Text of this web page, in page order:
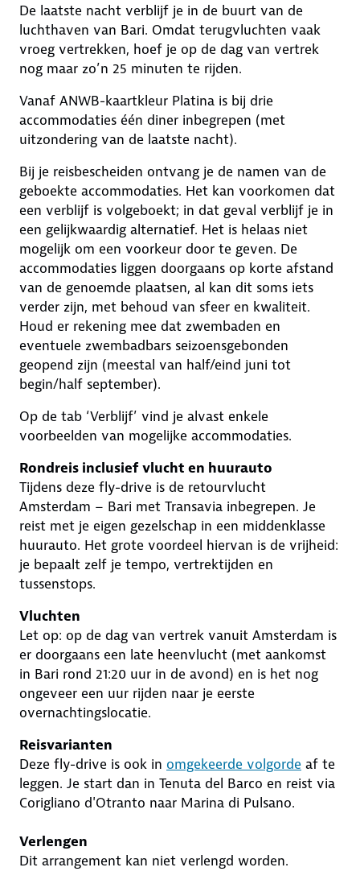
De laatste nacht verblijf je in de buurt van de
luchthaven van Bari. Omdat terugvluchten vaak
vroeg vertrekken, hoef je op de dag van vertrek
nog maar zo’n 25 minuten te rijden.
Vanaf ANWB-kaartkleur Platina is bij drie
accommodaties één diner inbegrepen (met
uitzondering van de laatste nacht).
Bij je reisbescheiden ontvang je de namen van de
geboekte accommodaties. Het kan voorkomen dat
een verblijf is volgeboekt; in dat geval verblijf je in
een gelijkwaardig alternatief. Het is helaas niet
mogelijk om een voorkeur door te geven. De
accommodaties liggen doorgaans op korte afstand
van de genoemde plaatsen, al kan dit soms iets
verder zijn, met behoud van sfeer en kwaliteit.
Houd er rekening mee dat zwembaden en
eventuele zwembadbars seizoensgebonden
geopend zijn (meestal van half/eind juni tot
begin/half september).
Op de tab ‘Verblijf’ vind je alvast enkele
voorbeelden van mogelijke accommodaties.
Rondreis inclusief vlucht en huurauto
Tijdens deze fly-drive is de retourvlucht
Amsterdam – Bari met Transavia inbegrepen. Je
reist met je eigen gezelschap in een middenklasse
huurauto. Het grote voordeel hiervan is de vrijheid:
je bepaalt zelf je tempo, vertrektijden en
tussenstops.
Vluchten
Let op: op de dag van vertrek vanuit Amsterdam is
er doorgaans een late heenvlucht (met aankomst
in Bari rond 21:20 uur in de avond) en is het nog
ongeveer een uur rijden naar je eerste
overnachtingslocatie.
Reisvarianten
Deze fly-drive is ook in omgekeerde volgorde af te
leggen. Je start dan in Tenuta del Barco en reist via
Corigliano d'Otranto naar Marina di Pulsano.
Verlengen
Dit arrangement kan niet verlengd worden.